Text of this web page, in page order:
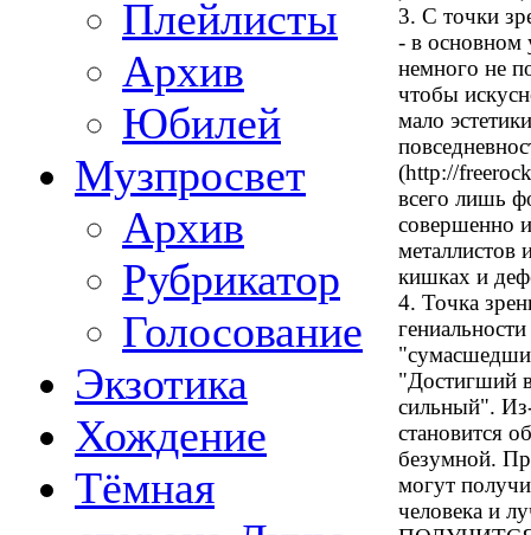
Плейлисты
Архив
Юбилей
Музпросвет
Архив
Рубрикатор
Голосование
Экзотика
Хождение
Тёмная
3. С точки
- в основном
немного не
чтобы
мало
(http://
всего лишь
совершенно
кишках и
4. Точка
"Достигший
сильный".
становится
безумной.
могут
человека и